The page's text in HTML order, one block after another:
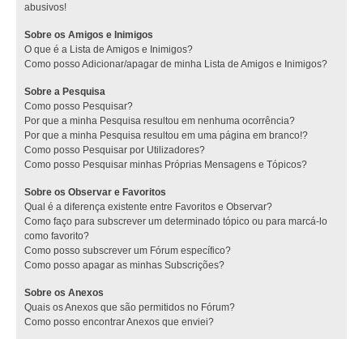
abusivos!
Sobre os Amigos e Inimigos
O que é a Lista de Amigos e Inimigos?
Como posso Adicionar/apagar de minha Lista de Amigos e Inimigos?
Sobre a Pesquisa
Como posso Pesquisar?
Por que a minha Pesquisa resultou em nenhuma ocorrência?
Por que a minha Pesquisa resultou em uma página em branco!?
Como posso Pesquisar por Utilizadores?
Como posso Pesquisar minhas Próprias Mensagens e Tópicos?
Sobre os Observar e Favoritos
Qual é a diferença existente entre Favoritos e Observar?
Como faço para subscrever um determinado tópico ou para marcá-lo
como favorito?
Como posso subscrever um Fórum específico?
Como posso apagar as minhas Subscrições?
Sobre os Anexos
Quais os Anexos que são permitidos no Fórum?
Como posso encontrar Anexos que enviei?